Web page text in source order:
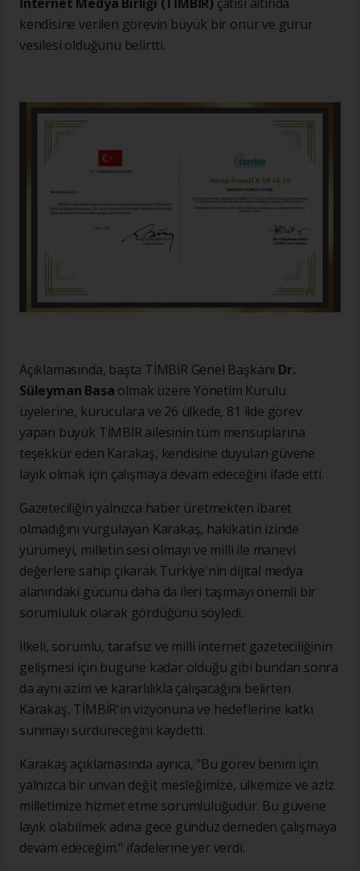
kendisine verilen görevin büyük bir onur ve gurur
vesilesi olduğunu belirtti.
Açıklamasında, başta TİMBİR Genel Başkanı Dr.
Süleyman Basa olmak üzere Yönetim Kurulu
üyelerine, kuruculara ve 26 ülkede, 81 ilde görev
yapan büyük TİMBİR ailesinin tüm mensuplarına
teşekkür eden Karakaş, kendisine duyulan güvene
layık olmak için çalışmaya devam edeceğini ifade etti.
Gazeteciliğin yalnızca haber üretmekten ibaret
olmadığını vurgulayan Karakaş, hakikatin izinde
yürümeyi, milletin sesi olmayı ve milli ile manevi
değerlere sahip çıkarak Türkiye'nin dijital medya
alanındaki gücünü daha da ileri taşımayı önemli bir
sorumluluk olarak gördüğünü söyledi.
İlkeli, sorumlu, tarafsız ve milli internet gazeteciliğinin
gelişmesi için bugüne kadar olduğu gibi bundan sonra
da aynı azim ve kararlılıkla çalışacağını belirten
Karakaş, TİMBİR'in vizyonuna ve hedeflerine katkı
sunmayı sürdüreceğini kaydetti.
Karakaş açıklamasında ayrıca, "Bu görev benim için
yalnızca bir unvan değil; mesleğimize, ülkemize ve aziz
milletimize hizmet etme sorumluluğudur. Bu güvene
layık olabilmek adına gece gündüz demeden çalışmaya
devam edeceğim." ifadelerine yer verdi.